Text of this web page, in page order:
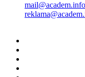
mail@academ.info